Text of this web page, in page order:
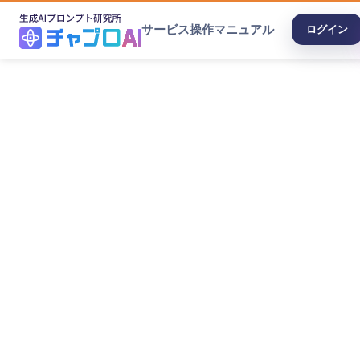
サービス操作マニュアル ログイン